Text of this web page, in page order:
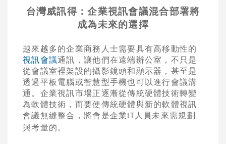
台灣威訊得：企業視訊會議混合部署將
成為未來的選擇
越來越多的企業商務人士需要具有高移動性的
視訊會議通訊，讓他們在遠端辦公室，不只是
從會議室裡架設的攝影鏡頭和顯示器，甚至是
透過平板電腦或智慧型手機也可以進行會議溝
通。企業視訊市場正逐漸從傳統硬體技術轉變
為軟體技術，而要使傳統硬體與新的軟體視訊
會議無縫整合，將會是企業
人員未來需規劃
與考量的。